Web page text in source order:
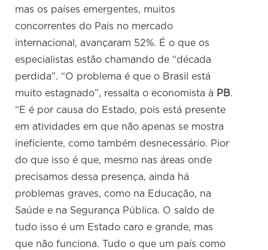
mas os países emergentes, muitos
concorrentes do País no mercado
internacional, avançaram 52%. É o que os
especialistas estão chamando de “década
perdida”. “O problema é que o Brasil está
muito estagnado”, ressalta o economista à PB.
“E é por causa do Estado, pois está presente
em atividades em que não apenas se mostra
ineficiente, como também desnecessário. Pior
do que isso é que, mesmo nas áreas onde
precisamos dessa presença, ainda há
problemas graves, como na Educação, na
Saúde e na Segurança Pública. O saldo de
tudo isso é um Estado caro e grande, mas
que não funciona. Tudo o que um país como